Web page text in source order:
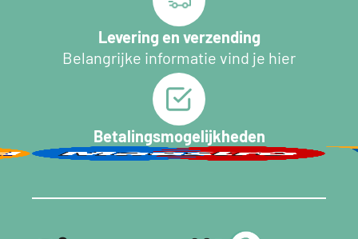
Levering en verzending
Belangrijke informatie vind je hier
Betalingsmogelijkheden